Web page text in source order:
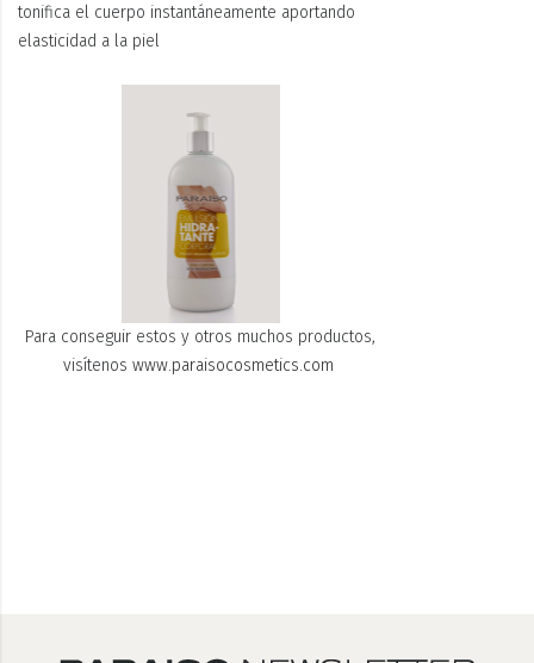
tonifica el cuerpo instantáneamente aportando
elasticidad a la piel
Para conseguir estos y otros muchos productos,
visítenos www.paraisocosmetics.com